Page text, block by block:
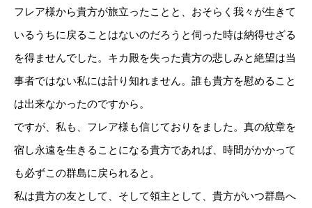
フレア様から貴方が旅立ったことと、おそらく我々が生きて
いるうちに戻ることはないのだろうと伺った時は納得せざる
を得ませんでした。キカ殿を失った貴方の悲しみと絶望は当
事者ではない私には計り知れません。誰も貴方を慰めること
は出来なかったのですから。
ですが、私も、フレア様も信じておりをました。真の紋章を
宿し永遠を生きることになる貴方であれば、時間がかかって
も必ずこの群島に戻られると。
私は貴方の友として、そして領主として、貴方がいつ群島へ